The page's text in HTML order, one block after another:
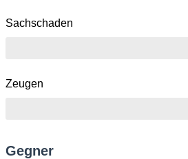
Sachschaden
Zeugen
Gegner